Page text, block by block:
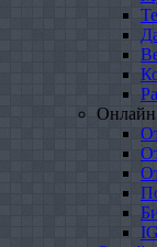
Онлайн